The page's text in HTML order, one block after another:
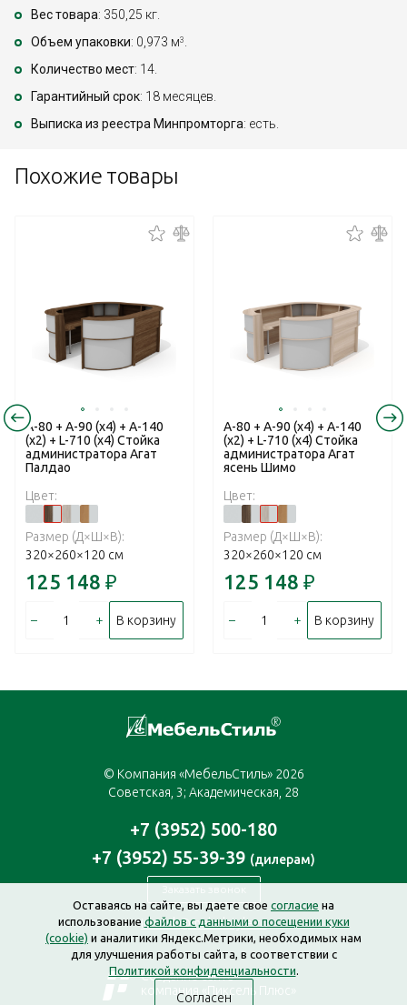
Вес товара: 350,25 кг.
Объем упаковки: 0,973 м3 .
Количество мест: 14.
Гарантийный срок: 18 месяцев.
Выписка из реестра Минпромторга: есть.
Похожие товары
A-80 + A-90 (x4) + A-140
(x2) + L-710 (x4) Стойка
администратора Агат
Палдао
Цвет:
Размер (Д×Ш×В):
320×260×120 см
125 148 ₽
– + В корзину
A-80 + A-90 (x4) + A-140
(x2) + L-710 (x4) Стойка
администратора Агат
ясень Шимо
Цвет:
Размер (Д×Ш×В):
320×260×120 см
125 148 ₽
– + В корзину
© Компания «МебельСтиль» 2026
Советская, 3; Академическая, 28
+7 (3952) 500-180
+7 (3952) 55-39-39 (дилерам)
Заказать звонок
irkutsk@mebelstyle.ru
Создание сайта —
компания «Пиксель Плюс»
Оставаясь на сайте, вы даете свое согласие на
использованиефайлов с данными о посещении куки
(cookie) и аналитики Яндекс.Метрики, необходимых нам
для улучшения работы сайта, в соответствии с
Политикой конфиденциальности.
Согласен